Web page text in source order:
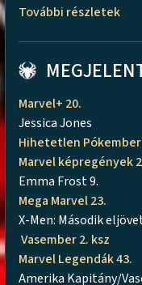
További részletek
Marvel+ 20.
Jessica Jones
Hihetetlen
Marvel képregények
Emma Frost 9.
Mega Marvel 23.
X-Men: Második
Vasember 2. ksz
Marvel Legendák 43.
Amerika Kapitány/